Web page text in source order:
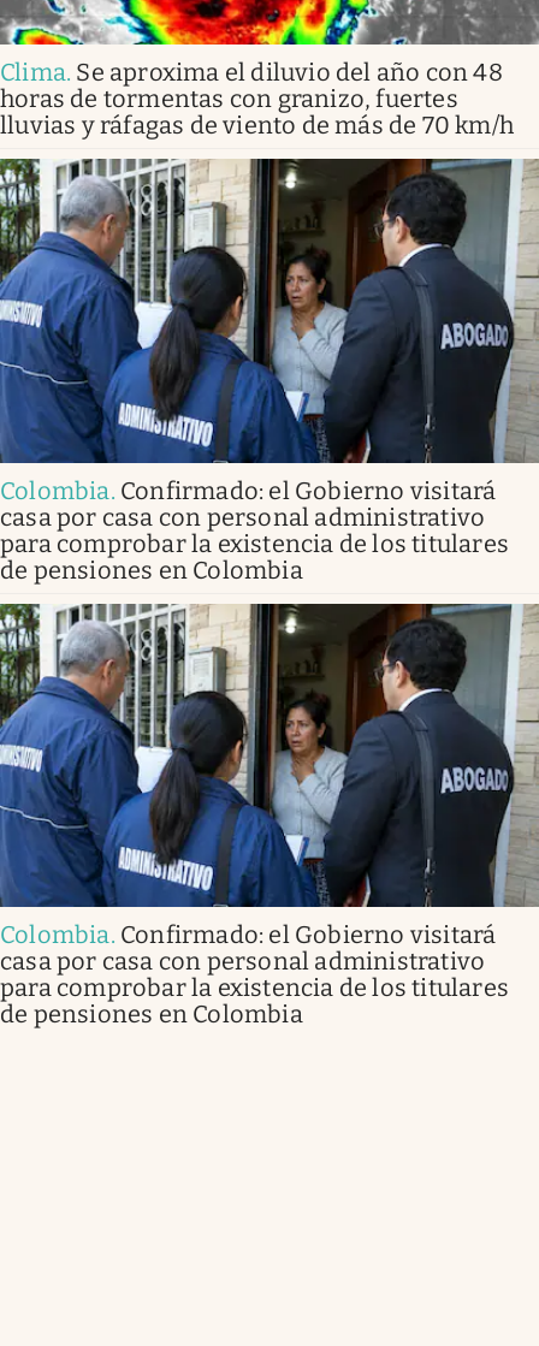
Clima. Se aproxima el diluvio del año con 48
horas de tormentas con granizo, fuertes
lluvias y ráfagas de viento de más de 70 km/h
Colombia. Confirmado: el Gobierno visitará
casa por casa con personal administrativo
para comprobar la existencia de los titulares
de pensiones en Colombia
Colombia. Confirmado: el Gobierno visitará
casa por casa con personal administrativo
para comprobar la existencia de los titulares
de pensiones en Colombia